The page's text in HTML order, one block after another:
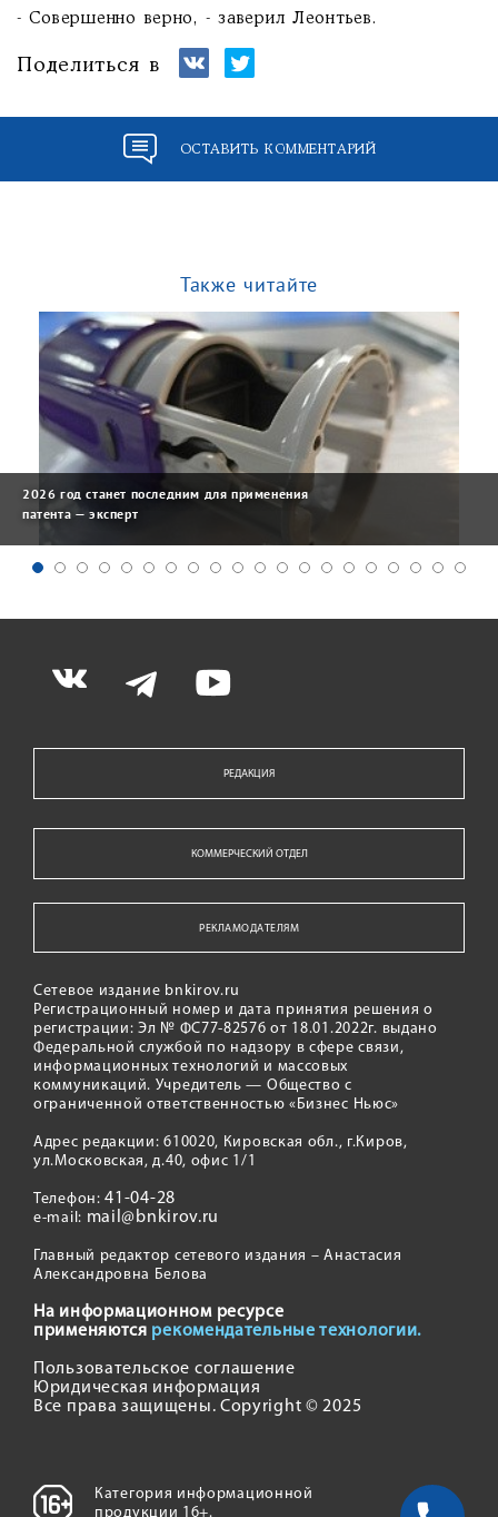
- Совершенно верно, - заверил Леонтьев.
Поделиться в
ОСТАВИТЬ КОММЕНТАРИЙ
Также читайте
2026 год станет последним для применения
патента — эксперт
РЕДАКЦИЯ
КОММЕРЧЕСКИЙ ОТДЕЛ
РЕКЛАМОДАТЕЛЯМ
Сетевое издание bnkirov.ru
Регистрационный номер и дата принятия решения о
регистрации: Эл № ФС77-82576 от 18.01.2022г. выдано
Федеральной службой по надзору в сфере связи,
информационных технологий и массовых
коммуникаций. Учредитель — Общество с
ограниченной ответственностью «Бизнес Ньюс»
Адрес редакции: 610020, Кировская обл., г.Киров,
ул.Московская, д.40, офис 1/1
Телефон:41-04-28
e-mail: mail@bnkirov.ru
Главный редактор сетевого издания – Анастасия
Александровна Белова
На информационном ресурсе
применяются рекомендательные технологии.
Пользовательское соглашение
Юридическая информация
Все права защищены. Copyright © 2025
Категория информационной
продукции 16+.